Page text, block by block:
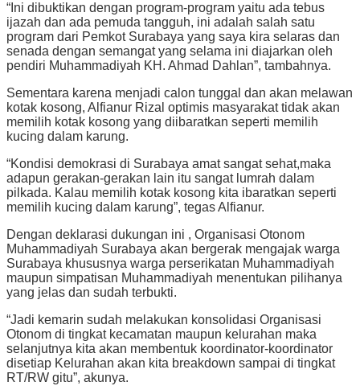
“Ini dibuktikan dengan program-program yaitu ada tebus
ijazah dan ada pemuda tangguh, ini adalah salah satu
program dari Pemkot Surabaya yang saya kira selaras dan
senada dengan semangat yang selama ini diajarkan oleh
pendiri Muhammadiyah KH. Ahmad Dahlan”, tambahnya.
Sementara karena menjadi calon tunggal dan akan melawan
kotak kosong, Alfianur Rizal optimis masyarakat tidak akan
memilih kotak kosong yang diibaratkan seperti memilih
kucing dalam karung.
“Kondisi demokrasi di Surabaya amat sangat sehat,maka
adapun gerakan-gerakan lain itu sangat lumrah dalam
pilkada. Kalau memilih kotak kosong kita ibaratkan seperti
memilih kucing dalam karung”, tegas Alfianur.
Dengan deklarasi dukungan ini , Organisasi Otonom
Muhammadiyah Surabaya akan bergerak mengajak warga
Surabaya khususnya warga perserikatan Muhammadiyah
maupun simpatisan Muhammadiyah menentukan pilihanya
yang jelas dan sudah terbukti.
“Jadi kemarin sudah melakukan konsolidasi Organisasi
Otonom di tingkat kecamatan maupun kelurahan maka
selanjutnya kita akan membentuk koordinator-koordinator
disetiap Kelurahan akan kita breakdown sampai di tingkat
RT/RW gitu”, akunya.